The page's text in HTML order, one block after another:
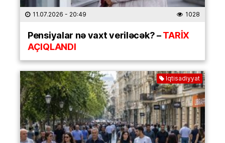
11.07.2026 - 20:49 1028
Pensiyalar nə vaxt veriləcək? –TARİX
AÇIQLANDI
İqtisadiyyat